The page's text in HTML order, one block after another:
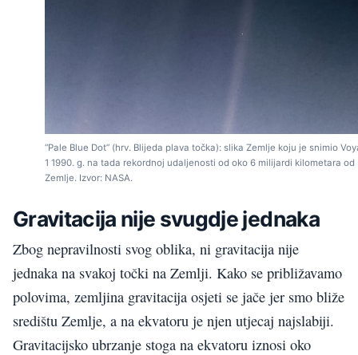
“Pale Blue Dot” (hrv. Blijeda plava točka): slika Zemlje koju je snimio
1 1990. g. na tada rekordnoj udaljenosti od oko 6 milijardi kilometara od
Zemlje. Izvor: NASA.
Gravitacija nije svugdje jednaka
Zbog nepravilnosti svog oblika, ni gravitacija nije
jednaka na svakoj točki na Zemlji. Kako se približavamo
polovima, zemljina gravitacija osjeti se jače jer smo bliže
središtu Zemlje, a na ekvatoru je njen utjecaj najslabiji.
Gravitacijsko ubrzanje stoga na ekvatoru iznosi oko